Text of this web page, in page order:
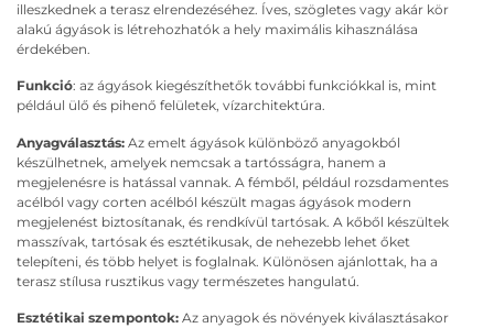
illeszkednek a terasz elrendezéséhez. Íves, szögletes vagy akár kör
alakú ágyások is létrehozhatók a hely maximális kihasználása
érdekében.
Funkció: az ágyások kiegészíthetők további funkciókkal is, mint
például ülő és pihenő felületek, vízarchitektúra.
Anyagválasztás: Az emelt ágyások különböző anyagokból
készülhetnek, amelyek nemcsak a tartósságra, hanem a
megjelenésre is hatással vannak. A fémből, például rozsdamentes
acélból vagy corten acélból készült magas ágyások modern
megjelenést biztosítanak, és rendkívül tartósak. A kőből készültek
masszívak, tartósak és esztétikusak, de nehezebb lehet őket
telepíteni, és több helyet is foglalnak. Különösen ajánlottak, ha a
terasz stílusa rusztikus vagy természetes hangulatú.
Esztétikai szempontok: Az anyagok és növények kiválasztásakor